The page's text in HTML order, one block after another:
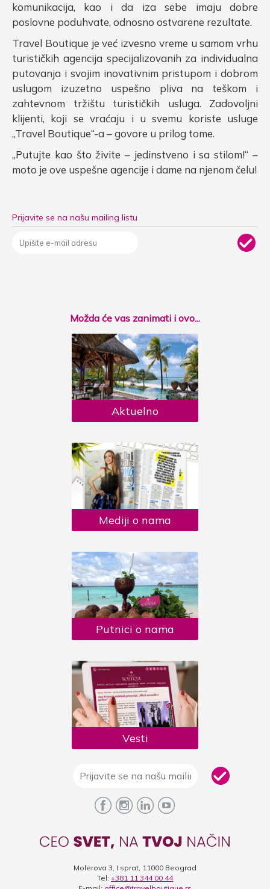
komunikacija, kao i da iza sebe imaju dobre
poslovne poduhvate, odnosno ostvarene rezultate.
Travel Boutique je već izvesno vreme u samom vrhu
turističkih agencija specijalizovanih za individualna
putovanja i svojim inovativnim pristupom i dobrom
uslugom izuzetno uspešno pliva na teškom i
zahtevnom tržištu turističkih usluga. Zadovoljni
klijenti, koji se vraćaju i u svemu koriste usluge
„Travel Boutique“-a – govore u prilog tome.
„Putujte kao što živite – jedinstveno i sa stilom!“ –
moto je ove uspešne agencije i dame na njenom čelu!
Prijavite se na našu mailing listu
Možda će vas zanimati i ovo...
Aktuelno
Mediji o nama
Putnici o nama
Vesti
Molerova 3, I sprat, 11000 Beograd
Tel: +381 11 344 00 44